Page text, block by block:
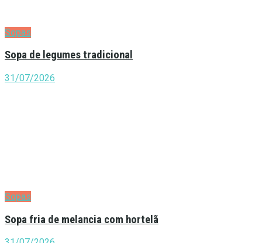
Sopas
Sopa de legumes tradicional
31/07/2026
Sopas
Sopa fria de melancia com hortelã